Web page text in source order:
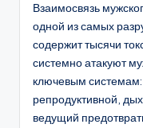
Взаимосвязь
одной из самых
содержит тысячи
системно атакуют
ключевым
репродуктивной,
ведущий